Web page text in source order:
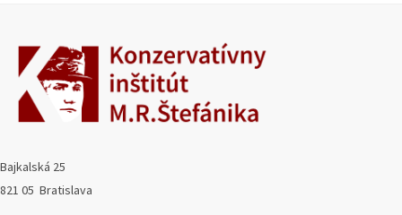
Bajkalská 25
821 05 Bratislava